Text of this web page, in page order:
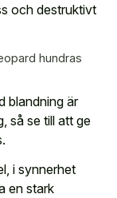
och destruktivt
hundras
blandning är
så se till att ge
i synnerhet
en stark